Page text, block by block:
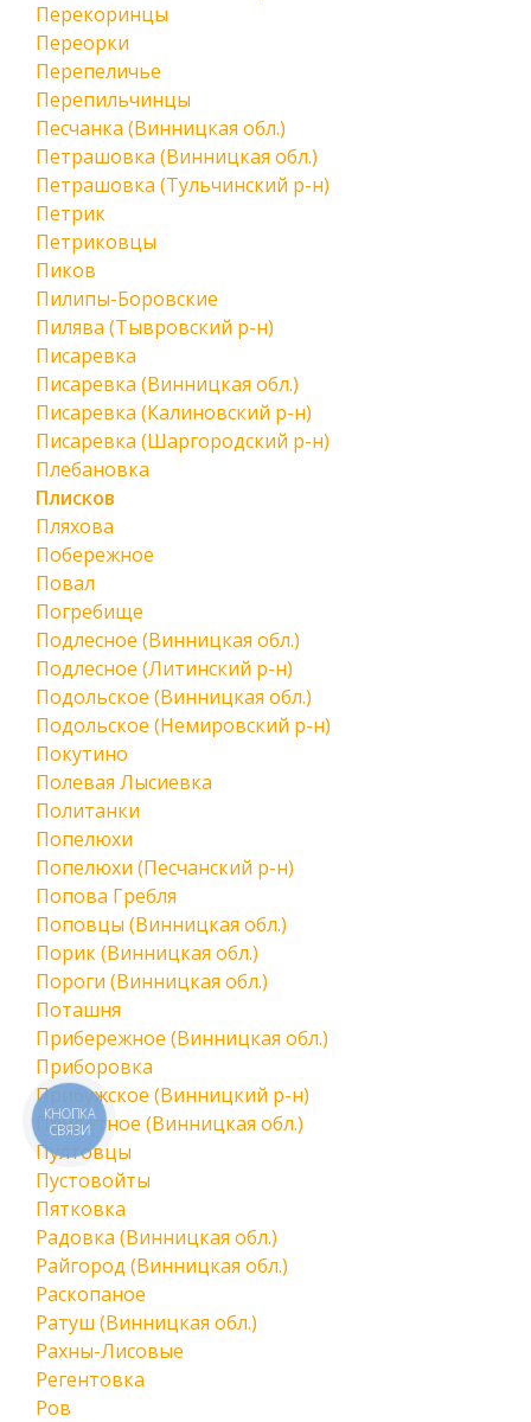
Перекоринцы
Переорки
Перепеличье
Перепильчинцы
Песчанка (Винницкая обл.)
Петрашовка (Винницкая обл.)
Петрашовка (Тульчинский р-н)
Петрик
Петриковцы
Пиков
Пилипы-Боровские
Пилява (Тывровский р-н)
Писаревка
Писаревка (Винницкая обл.)
Писаревка (Калиновский р-н)
Писаревка (Шаргородский р-н)
Плебановка
Плисков
Пляхова
Побережное
Повал
Погребище
Подлесное (Винницкая обл.)
Подлесное (Литинский р-н)
Подольское (Винницкая обл.)
Подольское (Немировский р-н)
Покутино
Полевая Лысиевка
Политанки
Попелюхи
Попелюхи (Песчанский р-н)
Попова Гребля
Поповцы (Винницкая обл.)
Порик (Винницкая обл.)
Пороги (Винницкая обл.)
Поташня
Прибережное (Винницкая обл.)
Приборовка
Прибужское (Винницкий р-н)
Приветное (Винницкая обл.)
Пултовцы
Пустовойты
Пятковка
Радовка (Винницкая обл.)
Райгород (Винницкая обл.)
Раскопаное
Ратуш (Винницкая обл.)
Рахны-Лисовые
Регентовка
Ров
КНОПКА
СВЯЗИ